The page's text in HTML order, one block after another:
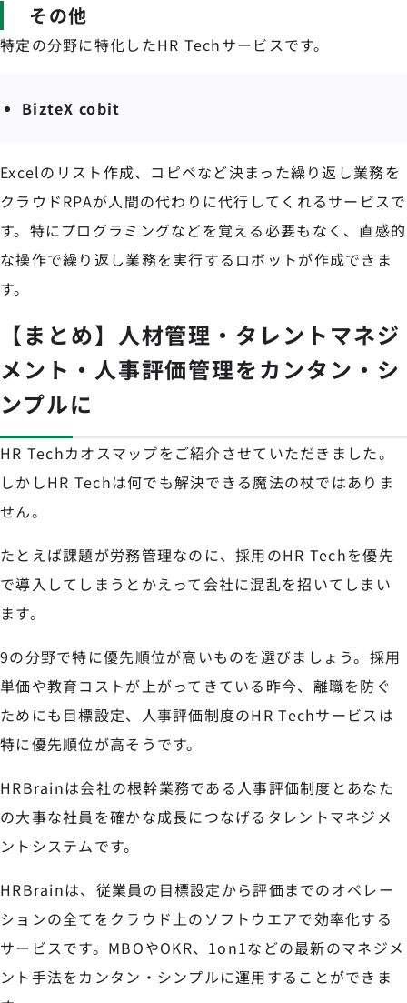
その他
特定の分野に特化したHR Techサービスです。
BizteX cobit
Excelのリスト作成、コピペなど決まった繰り返し業務を
クラウドRPAが人間の代わりに代行してくれるサービスで
す。特にプログラミングなどを覚える必要もなく、直感的
な操作で繰り返し業務を実行するロボットが作成できま
す。
【まとめ】人材管理・タレントマネジ
メント・人事評価管理をカンタン・シ
ンプルに
HR Techカオスマップをご紹介させていただきました。
しかしHR Techは何でも解決できる魔法の杖ではありま
せん。
たとえば課題が労務管理なのに、採用のHR Techを優先
で導入してしまうとかえって会社に混乱を招いてしまい
ます。
9の分野で特に優先順位が高いものを選びましょう。採用
単価や教育コストが上がってきている昨今、離職を防ぐ
ためにも目標設定、人事評価制度のHR Techサービスは
特に優先順位が高そうです。
HRBrainは会社の根幹業務である人事評価制度とあなた
の大事な社員を確かな成長につなげるタレントマネジメ
ントシステムです。
HRBrainは、従業員の目標設定から評価までのオペレー
ションの全てをクラウド上のソフトウエアで効率化する
サービスです。MBOやOKR、1on1などの最新のマネジメ
ント手法をカンタン・シンプルに運用することができま